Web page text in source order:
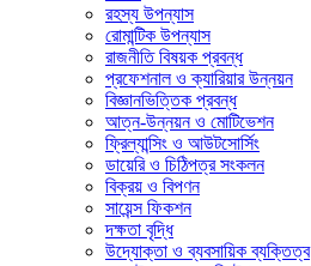
রহস্য উপন্যাস
রোমান্টিক উপন্যাস
রাজনীতি বিষয়ক প্রবন্ধ
প্রফেশনাল ও ক্যারিয়ার উন্নয়ন
বিজ্ঞানভিত্তিক প্রবন্ধ
আত্ন-উন্নয়ন ও মোটিভেশন
ফ্রিল্যান্সিং ও আউটসোর্সিং
ডায়েরি ও চিঠিপত্র সংকলন
বিক্রয় ও বিপণন
সায়েন্স ফিকশন
দক্ষতা বৃদ্ধি
উদ্যোক্তা ও ব্যবসায়িক ব্যক্তিত্ব